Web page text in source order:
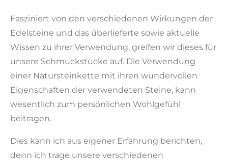
Fasziniert von den verschiedenen Wirkungen der
Edelsteine und das überlieferte sowie aktuelle
Wissen zu ihrer Verwendung, greifen wir dieses für
unsere Schmuckstücke auf. Die Verwendung
einer Natursteinkette mit ihren wundervollen
Eigenschaften der verwendeten Steine, kann
wesentlich zum persönlichen Wohlgefühl
beitragen.
Dies kann ich aus eigener Erfahrung berichten,
denn ich trage unsere verschiedenen